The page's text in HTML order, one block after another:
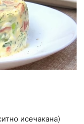
исечакана)